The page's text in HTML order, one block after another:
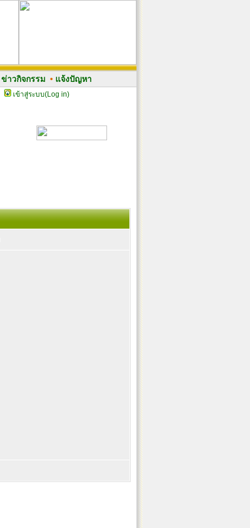
ข่าวกิจกรรม• แจ้งปัญหา
เข้าสู่ระบบ(Log in)